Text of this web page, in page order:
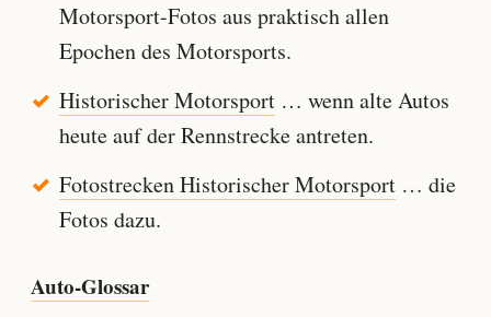
Motorsport-Fotos aus praktisch allen
Epochen des Motorsports.
Historischer Motorsport… wenn alte Autos
heute auf der Rennstrecke antreten.
Fotostrecken Historischer Motorsport… die
Fotos dazu.
Auto-Glossar